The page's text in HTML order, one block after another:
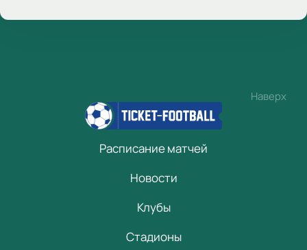
Наверх
Расписание матчей
Новости
Клубы
Стадионы